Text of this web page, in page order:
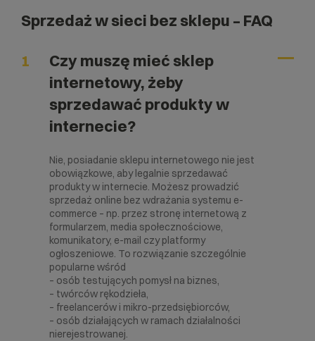
Sprzedaż w sieci bez sklepu – FAQ
1
Czy muszę mieć sklep
internetowy, żeby
sprzedawać produkty w
internecie?
Nie, posiadanie sklepu internetowego nie jest
obowiązkowe, aby legalnie sprzedawać
produkty w internecie. Możesz prowadzić
sprzedaż online bez wdrażania systemu e-
commerce – np. przez stronę internetową z
formularzem, media społecznościowe,
komunikatory, e-mail czy platformy
ogłoszeniowe. To rozwiązanie szczególnie
popularne wśród
– osób testujących pomysł na biznes,
– twórców rękodzieła,
– freelancerów i mikro-przedsiębiorców,
– osób działających w ramach działalności
nierejestrowanej.